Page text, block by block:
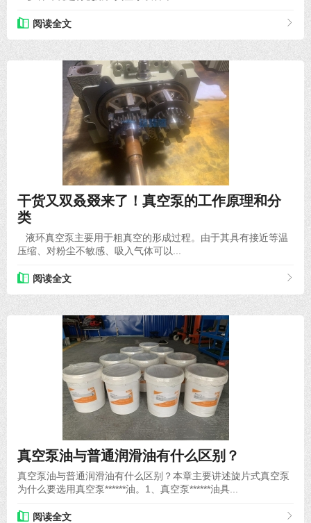
阅读全文
干货又双叒叕来了！真空泵的工作原理和分
类
液环真空泵主要用于粗真空的形成过程。由于其具有接近等温
压缩、对粉尘不敏感、吸入气体可以...
阅读全文
真空泵油与普通润滑油有什么区别？
真空泵油与普通润滑油有什么区别？本章主要讲述旋片式真空泵
为什么要选用真空泵******油。1、真空泵******油具...
阅读全文